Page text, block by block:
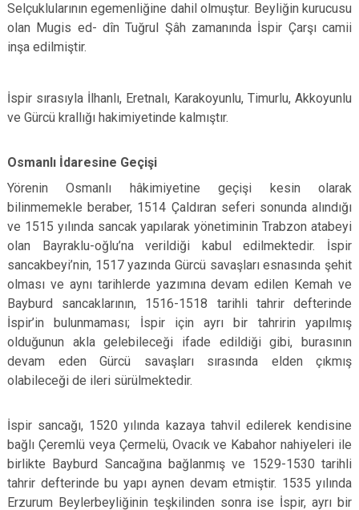
Selçuklularının egemenliğine dahil olmuştur. Beyliğin kurucusu
olan Mugis ed- dîn Tuğrul Şâh zamanında İspir Çarşı camii
inşa edilmiştir.
İspir sırasıyla İlhanlı, Eretnalı, Karakoyunlu, Timurlu, Akkoyunlu
ve Gürcü krallığı hakimiyetinde kalmıştır.
Osmanlı İdaresine Geçişi
Yörenin Osmanlı hâkimiyetine geçişi kesin olarak
bilinmemekle beraber, 1514 Çaldıran seferi sonunda alındığı
ve 1515 yılında sancak yapılarak yönetiminin Trabzon atabeyi
olan Bayraklu-oğlu’na verildiği kabul edilmektedir. İspir
sancakbeyi’nin, 1517 yazında Gürcü savaşları esnasında şehit
olması ve aynı tarihlerde yazımına devam edilen Kemah ve
Bayburd sancaklarının, 1516-1518 tarihli tahrir defterinde
İspir’in bulunmaması; İspir için ayrı bir tahririn yapılmış
olduğunun akla gelebileceği ifade edildiği gibi, burasının
devam eden Gürcü savaşları sırasında elden çıkmış
olabileceği de ileri sürülmektedir.
İspir sancağı, 1520 yılında kazaya tahvil edilerek kendisine
bağlı Çeremlü veya Çermelü, Ovacık ve Kabahor nahiyeleri ile
birlikte Bayburd Sancağına bağlanmış ve 1529-1530 tarihli
tahrir defterinde bu yapı aynen devam etmiştir. 1535 yılında
Erzurum Beylerbeyliğinin teşkilinden sonra ise İspir, ayrı bir